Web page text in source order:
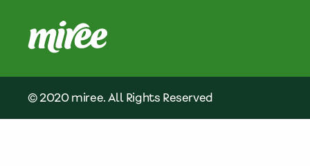
© 2020 miree. All Rights Reserved